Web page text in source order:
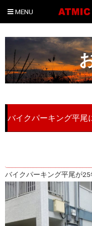
MENU
バイクパーキング平尾
バイクパーキング平尾が25